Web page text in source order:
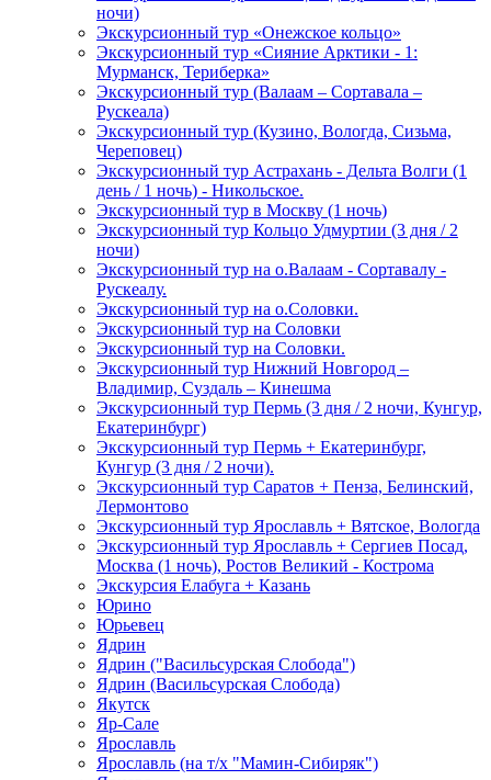
ночи)
Экскурсионный тур «Онежское кольцо»
Экскурсионный тур «Сияние Арктики - 1:
Мурманск, Териберка»
Экскурсионный тур (Валаам – Сортавала –
Рускеала)
Экскурсионный тур (Кузино, Вологда, Сизьма,
Череповец)
Экскурсионный тур Астрахань - Дельта Волги (1
день / 1 ночь) - Никольское.
Экскурсионный тур в Москву (1 ночь)
Экскурсионный тур Кольцо Удмуртии (3 дня / 2
ночи)
Экскурсионный тур на о.Валаам - Сортавалу -
Рускеалу.
Экскурсионный тур на о.Соловки.
Экскурсионный тур на Соловки
Экскурсионный тур на Соловки.
Экскурсионный тур Нижний Новгород –
Владимир, Суздаль – Кинешма
Экскурсионный тур Пермь (3 дня / 2 ночи, Кунгур,
Екатеринбург)
Экскурсионный тур Пермь + Екатеринбург,
Кунгур (3 дня / 2 ночи).
Экскурсионный тур Саратов + Пенза, Белинский,
Лермонтово
Экскурсионный тур Ярославль + Вятское, Вологда
Экскурсионный тур Ярославль + Сергиев Посад,
Москва (1 ночь), Ростов Великий - Кострома
Экскурсия Елабуга + Казань
Юрино
Юрьевец
Ядрин
Ядрин ("Васильсурская Слобода")
Ядрин (Васильсурская Слобода)
Якутск
Яр-Сале
Ярославль
Ярославль (на т/х "Мамин-Сибиряк")